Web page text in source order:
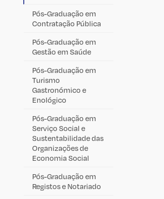
Pós-Graduação em
Contratação Pública
Pós-Graduação em
Gestão em Saúde
Pós-Graduação em
Turismo
Gastronómico e
Enológico
Pós-Graduação em
Serviço Social e
Sustentabilidade das
Organizações de
Economia Social
Pós-Graduação em
Registos e Notariado